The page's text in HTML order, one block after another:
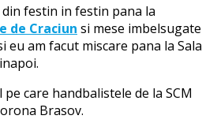
festin in festin pana la
de Craciun si mese imbelsugate
eu am facut miscare pana la Sala
care handbalistele de la SCM
Brasov.